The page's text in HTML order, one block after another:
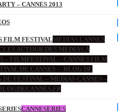
– CANNES 2013
FILM FESTIVALMÉDIAS CANNES
AUTOUR DES MÉDIAS À
– FILMFESTIVAL – CANNES FILM
DE CANNES – BLOG DE
DU FESTIVAL – MEDIAS CANNES –
CANNESERIES